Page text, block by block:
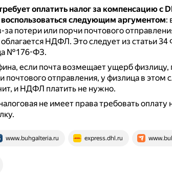
оплатить налог за компенсацию с
следующим аргументом:
за потери или порчи почтового
НДФЛ. Это следует из статьи
№176-ФЗ.
если почта возмещает ущерб физлицу,
почтового отправления, у физлица в этом
и НДФЛ платить не нужно.
не имеет права требовать оплату
www.buhgalteria.ru express.dhl.ru